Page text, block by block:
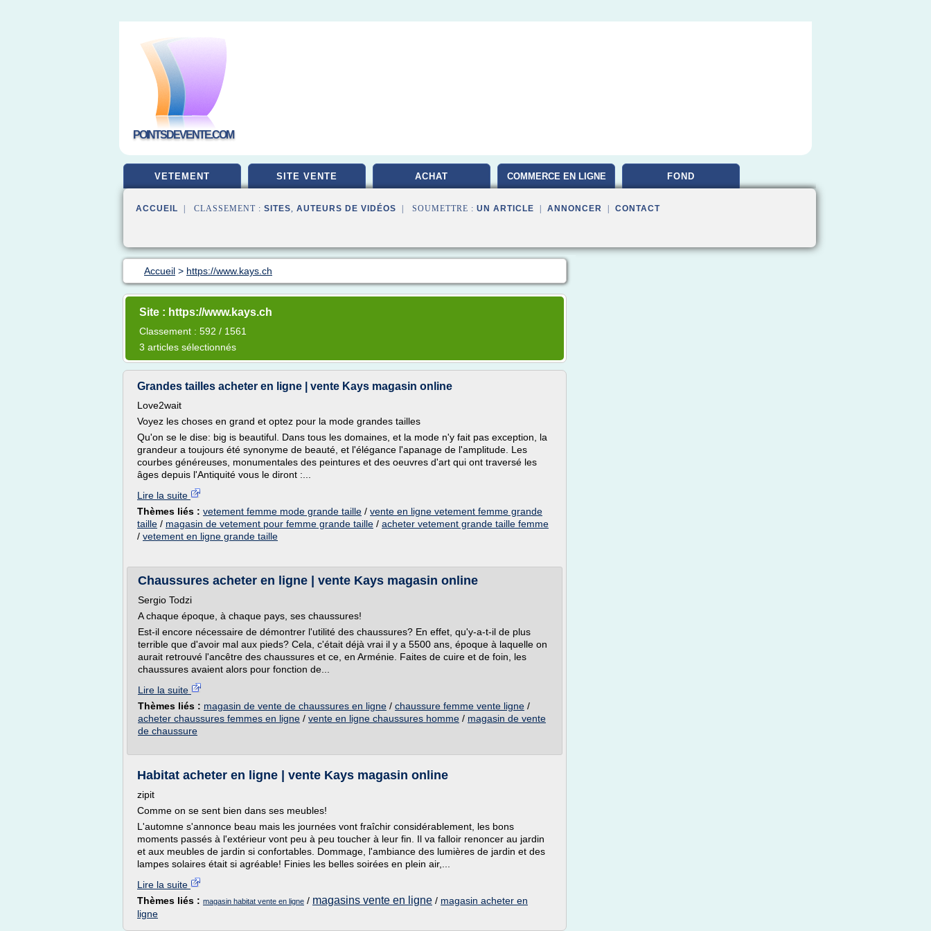
POINTSDEVENTE.COM
VETEMENT SITE VENTE ACHAT COMMERCE EN LIGNE FOND
ACCUEIL | CLASSEMENT : SITES, AUTEURS DE VIDÉOS | SOUMETTRE : UN ARTICLE ANNONCER CONTACT
Accueil > https://www.kays.ch
Site : https://www.kays.ch
Classement : 592 / 1561
3 articles sélectionnés
Grandes tailles acheter en ligne | vente Kays magasin online
Love2wait
Voyez les choses en grand et optez pour la mode grandes tailles
Qu'on se le dise: big is beautiful. Dans tous les domaines, et la mode n'y fait pas exception, la
grandeur a toujours été synonyme de beauté, et l'élégance l'apanage de l'amplitude. Les
courbes généreuses, monumentales des peintures et des oeuvres d'art qui ont traversé les
âges depuis l'Antiquité vous le diront :...
Lire la suite
Thèmes liés : vetement femme mode grande taille / vente en ligne vetement femme grande
taille / magasin de vetement pour femme grande taille / acheter vetement grande taille femme
/ vetement en ligne grande taille
Chaussures acheter en ligne | vente Kays magasin online
Sergio Todzi
A chaque époque, à chaque pays, ses chaussures!
Est-il encore nécessaire de démontrer l'utilité des chaussures? En effet, qu'y-a-t-il de plus
terrible que d'avoir mal aux pieds? Cela, c'était déjà vrai il y a 5500 ans, époque à laquelle on
aurait retrouvé l'ancêtre des chaussures et ce, en Arménie. Faites de cuire et de foin, les
chaussures avaient alors pour fonction de...
Lire la suite
Thèmes liés : magasin de vente de chaussures en ligne / chaussure femme vente ligne /
acheter chaussures femmes en ligne / vente en ligne chaussures homme / magasin de vente
de chaussure
Habitat acheter en ligne | vente Kays magasin online
zipit
Comme on se sent bien dans ses meubles!
L'automne s'annonce beau mais les journées vont fraîchir considérablement, les bons
moments passés à l'extérieur vont peu à peu toucher à leur fin. Il va falloir renoncer au jardin
et aux meubles de jardin si confortables. Dommage, l'ambiance des lumières de jardin et des
lampes solaires était si agréable! Finies les belles soirées en plein air,...
Lire la suite
Thèmes liés : magasin habitat vente en ligne / magasins vente en ligne / magasin acheter en
ligne